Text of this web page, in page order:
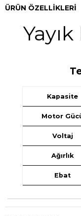
ÜRÜN ÖZELLIKLERI
Kapasite
Motor
Voltaj
Ağırlık
Ebat